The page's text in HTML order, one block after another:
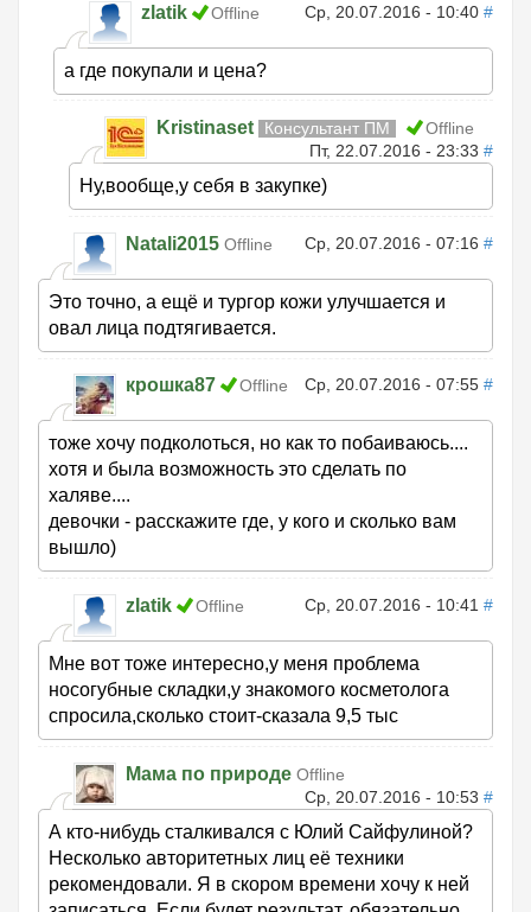
zlatik Offline Ср, 20.07.2016 - 10:40 #
а где покупали и цена?
Kristinaset Консультант ПМ
Offline
Пт, 22.07.2016 - 23:33 #
Ну,вообще,у себя в закупке)
Natali2015 Offline Ср, 20.07.2016 - 07:16 #
Это точно, а ещё и тургор кожи улучшается и
овал лица подтягивается.
крошка87 Offline Ср, 20.07.2016 - 07:55 #
тоже хочу подколоться, но как то побаиваюсь....
хотя и была возможность это сделать по
халяве....
девочки - расскажите где, у кого и сколько вам
вышло)
zlatik Offline Ср, 20.07.2016 - 10:41 #
Мне вот тоже интересно,у меня проблема
носогубные складки,у знакомого косметолога
спросила,сколько стоит-сказала 9,5 тыс
Мама по природе Offline
Ср, 20.07.2016 - 10:53 #
А кто-нибудь сталкивался с Юлий Сайфулиной?
Несколько авторитетных лиц её техники
рекомендовали. Я в скором времени хочу к ней